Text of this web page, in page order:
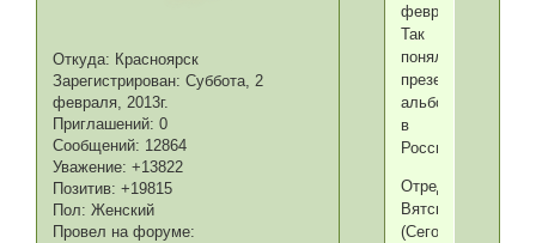
Откуда: Красноярск
Зарегистрирован: Суббота, 2
февраля, 2013г.
Приглашений: 0
Сообщений: 12864
Уважение: +13822
Позитив: +19815
Пол: Женский
Провел на форуме:
февраля?
Так
поняла
презентация
альбома
в
России?
Отредактировано
Вятская
(Сегодня